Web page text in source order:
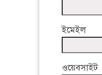
ইমেইল
ওয়েবসাইট